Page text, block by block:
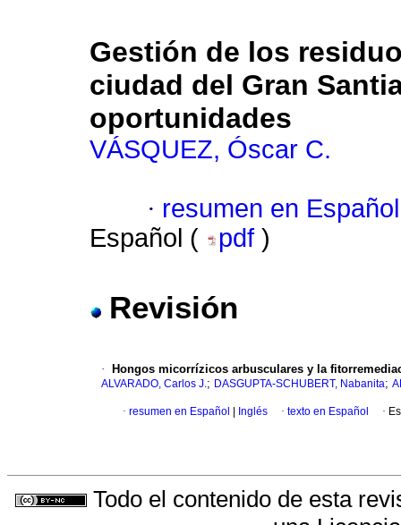
Gestión de los
ciudad del Gran
oportunidades
VÁSQUEZ, Óscar C.
· resumen en Español
Español (
pdf )
Revisión
· Hongos micorrízicos arbusculares y la
ALVARADO, Carlos J.; DASGUPTA-SCHUBERT, Nabanita;
· resumen en Español Inglés · texto en Español ·
Todo el contenido de esta